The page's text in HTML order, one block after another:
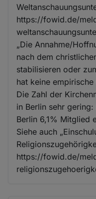
https://fowid.de/
„Die Annahme/
nach dem
stabilisieren oder
hat keine empirische
Die Zahl der
in Berlin sehr
Berlin 6,1% Mitglied
Siehe auch
https://fowid.de/